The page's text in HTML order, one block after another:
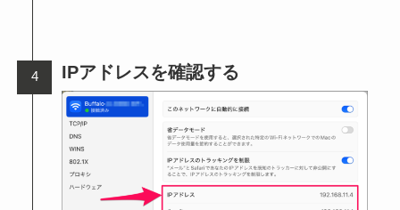
IPアドレスを確認する